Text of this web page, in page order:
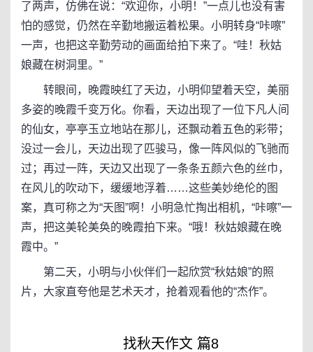
了两声，仿佛在说：“欢迎你，小明！”一点儿也没有害
怕的感觉，仍然在辛勤地搬运着松果。小明转身“咔嚓”
一声，也把这辛勤劳动的画面给拍下来了。“哇！秋姑
娘藏在树洞里。”
转眼间，晚霞映红了天边，小明仰望着天空，美丽
多姿的晚霞千变万化。你看，天边出现了一位下凡人间
的仙女，亭亭玉立地站在那儿，还飘动着五色的彩带；
没过一会儿，天边出现了匹骏马，像一阵风似的飞驰而
过；再过一阵，天边又出现了一条条五颜六色的丝巾，
在风儿的吹动下，缓缓地浮着……这些美妙绝伦的图
案，真可称之为“天图”啊！小明急忙掏出相机，“咔嚓”一
声，把这美轮美奂的晚霞拍下来。“哦！秋姑娘藏在晚
霞中。”
第二天，小明与小伙伴们一起欣赏“秋姑娘”的照
片，大家直夸他是艺术天才，抢着观看他的“杰作”。
找秋天作文 篇8